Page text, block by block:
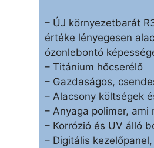
– ÚJ környezetbarát
értéke lényegesen
ózonlebontó
– Titánium hőcserélő
– Gazdaságos,
– Alacsony költségek
– Anyaga polimer, ami
– Korrózió és UV álló
– Digitális